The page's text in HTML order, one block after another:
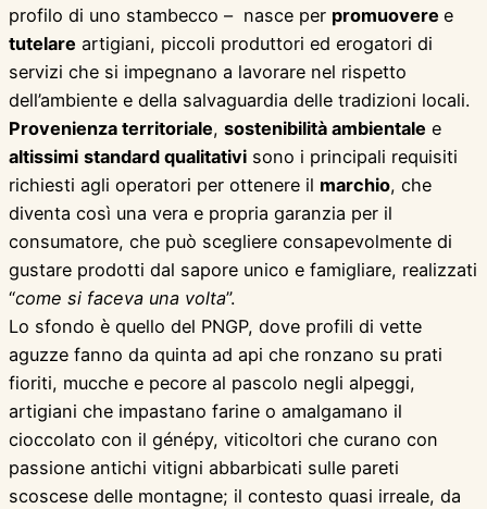
profilo di uno stambecco – nasce per promuovere e
tutelare artigiani, piccoli produttori ed erogatori di
servizi che si impegnano a lavorare nel rispetto
dell’ambiente e della salvaguardia delle tradizioni locali.
Provenienza territoriale, sostenibilità ambientale e
altissimi standard qualitativi sono i principali requisiti
richiesti agli operatori per ottenere il marchio, che
diventa così una vera e propria garanzia per il
consumatore, che può scegliere consapevolmente di
gustare prodotti dal sapore unico e famigliare, realizzati
“come si faceva una volta”.
Lo sfondo è quello del PNGP, dove profili di vette
aguzze fanno da quinta ad api che ronzano su prati
fioriti, mucche e pecore al pascolo negli alpeggi,
artigiani che impastano farine o amalgamano il
cioccolato con il génépy, viticoltori che curano con
passione antichi vitigni abbarbicati sulle pareti
scoscese delle montagne; il contesto quasi irreale, da